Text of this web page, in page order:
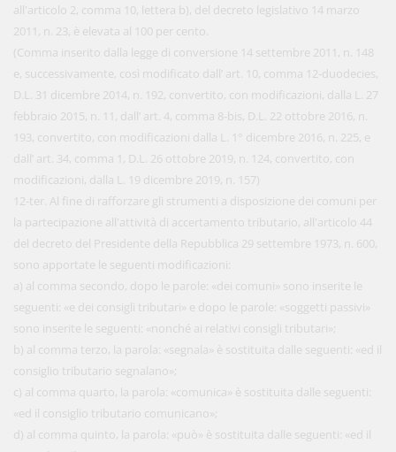
all'articolo 2, comma 10, lettera b), del decreto legislativo 14 marzo
2011, n. 23, è elevata al 100 per cento.
(Comma inserito dalla legge di conversione 14 settembre 2011, n. 148
e, successivamente, così modificato dall’ art. 10, comma 12-duodecies,
D.L. 31 dicembre 2014, n. 192, convertito, con modificazioni, dalla L. 27
febbraio 2015, n. 11, dall’ art. 4, comma 8-bis, D.L. 22 ottobre 2016, n.
193, convertito, con modificazioni dalla L. 1° dicembre 2016, n. 225, e
dall’ art. 34, comma 1, D.L. 26 ottobre 2019, n. 124, convertito, con
modificazioni, dalla L. 19 dicembre 2019, n. 157)
12-ter. Al fine di rafforzare gli strumenti a disposizione dei comuni per
la partecipazione all'attività di accertamento tributario, all'articolo 44
del decreto del Presidente della Repubblica 29 settembre 1973, n. 600,
sono apportate le seguenti modificazioni:
a) al comma secondo, dopo le parole: «dei comuni» sono inserite le
seguenti: «e dei consigli tributari» e dopo le parole: «soggetti passivi»
sono inserite le seguenti: «nonché ai relativi consigli tributari»;
b) al comma terzo, la parola: «segnala» è sostituita dalle seguenti: «ed il
consiglio tributario segnalano»;
c) al comma quarto, la parola: «comunica» è sostituita dalle seguenti:
«ed il consiglio tributario comunicano»;
d) al comma quinto, la parola: «può» è sostituita dalle seguenti: «ed il